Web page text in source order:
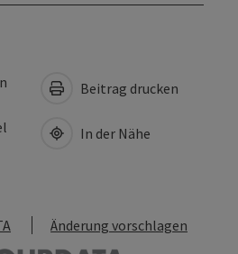
Beitrag drucken
In der Nähe
Änderung vorschlagen